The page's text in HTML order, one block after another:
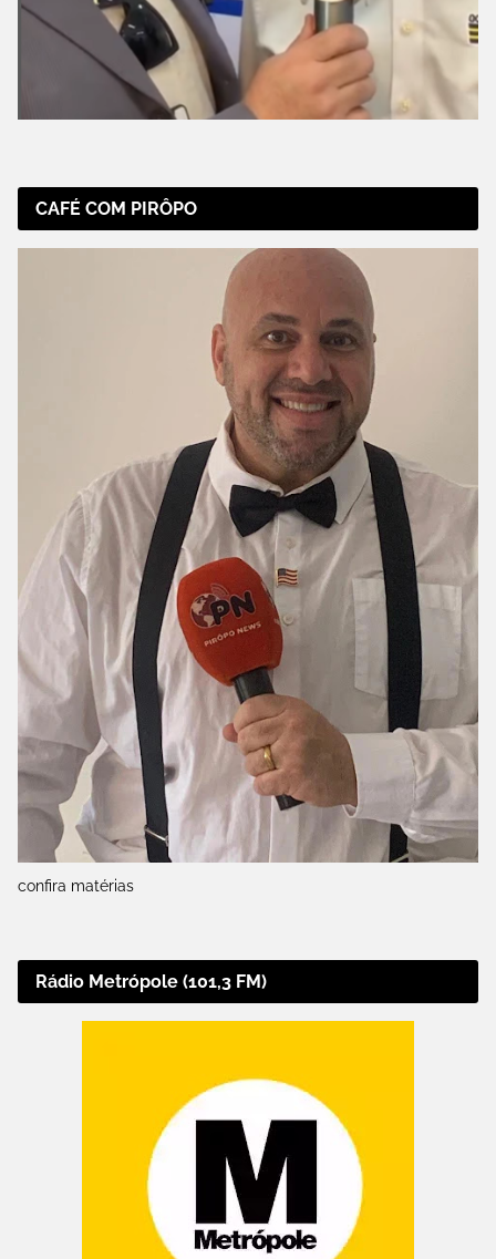
CAFÉ COM PIRÔPO
confira matérias
Rádio Metrópole (101,3 FM)